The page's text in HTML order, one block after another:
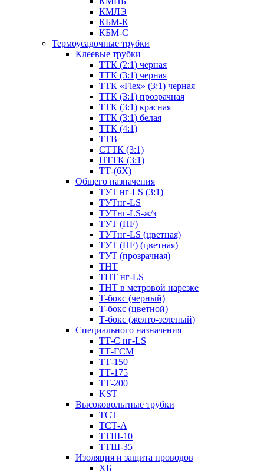
КМЛЭ
КБМ-К
КБМ-С
Термоусадочные трубки
Клеевые трубки
ТТК (2:1) черная
ТТК (3:1) черная
ТТК «Flex» (3:1) черная
ТТК (3:1) прозрачная
ТТК (3:1) красная
ТТК (3:1) белая
ТТК (4:1)
ТТВ
СТТК (3:1)
НТТК (3:1)
ТТ-(6Х)
Общего назначения
ТУТ нг-LS (3:1)
ТУТнг-LS
ТУТнг-LS-ж/з
ТУТ (HF)
ТУТнг-LS (цветная)
ТУТ (HF) (цветная)
ТУТ (прозрачная)
ТНТ
ТНТ нг-LS
ТНТ в метровой нарезке
Т-бокс (черный)
Т-бокс (цветной)
Т-бокс (желто-зеленый)
Специального назначения
ТТ-С нг-LS
ТТ-ГСМ
ТТ-150
ТТ-175
ТТ-200
KST
Высоковольтные трубки
ТСТ
ТСТ-А
ТТШ-10
ТТШ-35
Изоляция и защита проводов
ХБ